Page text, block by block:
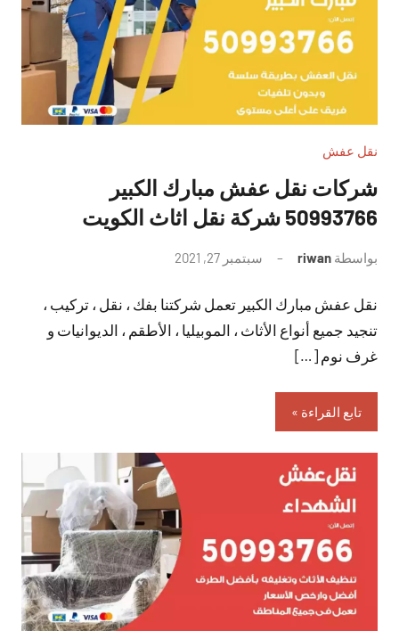
نقل عفش
شركات نقل عفش مبارك الكبير
50993766 شركة نقل اثاث الكويت
بواسطة riwan سبتمبر 27, 2021
تعليقات
نقل عفش مبارك الكبير تعمل شركتنا بفك ، نقل ، تركيب ،
تنجيد جميع أنواع الأثاث ، الموبيليا ، الأطقم ، الديوانيات و
غرف نوم […]
تابع القراءة